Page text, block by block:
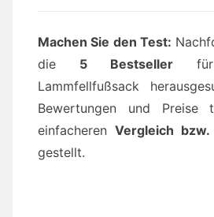
Machen Sie den Test:
die 5 Bestseller für
Lammfellfußsack
Bewertungen und Preise
einfacheren Vergleich bzw.
gestellt.